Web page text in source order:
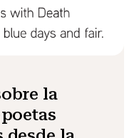
la